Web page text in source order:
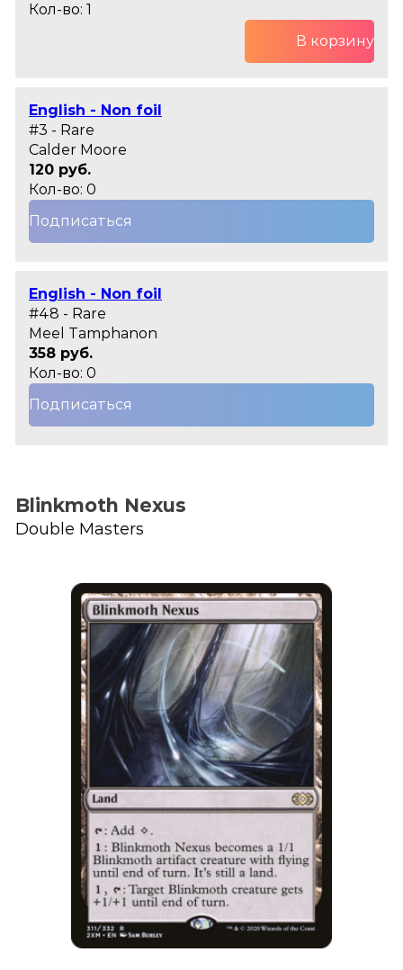
Кол-во: 1
В корзину
English - Non foil
#3 - Rare
Calder Moore
120 руб.
Кол-во: 0
Подписаться
English - Non foil
#48 - Rare
Meel Tamphanon
358 руб.
Кол-во: 0
Подписаться
Blinkmoth Nexus
Double Masters